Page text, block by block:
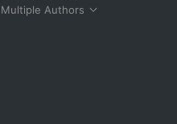
Multiple Authors